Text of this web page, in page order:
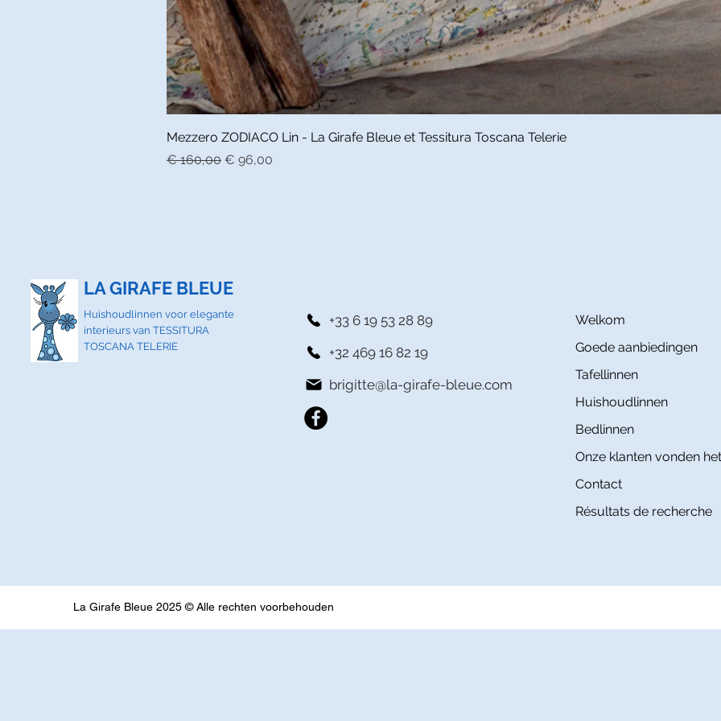
Snel overzicht
Mezzero ZODIACO Lin - La Girafe Bleue et Tessitura Toscana Telerie
Normale prijs
€ 160,00 Verkoopprijs
€ 96,00
LA GIRAFE BLEUE
Huishoudlinnen voor elegante
interieurs van TESSITURA
TOSCANA TELERIE
+33 6 19 53 28 89
+32 469 16 82 19
brigitte@la-girafe-bleue.com
Welkom
Goede aanbiedingen
Tafellinnen
Huishoudlinnen
Bedlinnen
Onze klanten vonden
Contact
Résultats de recherche
La Girafe Bleue 2025 © Alle rechten voorbehouden